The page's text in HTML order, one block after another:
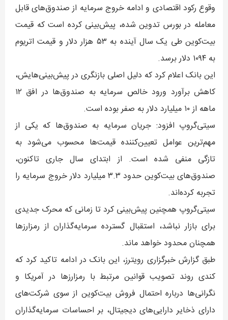
وقوع رکود اقتصادی و ادامه خروج سرمایه از صندوق‌های قابل
معامله در بورس تدوین شده، پیش‌بینی کرده است که قیمت
بیت‌کوین طی یک سال آینده به ۵۳ هزار دلار و قیمت اتریوم
به ۱۰۹۴ دلار برسد.
این بانک اعلام کرد که دلیل اصلی بازنگری در پیش‌بینی‌هایش،
کاهش برآورد ورود خالص سرمایه به صندوق‌ها در افق ۱۲
ماهه از ۱۰ میلیارد دلار به صفر بوده است.
سیتی‌گروپ افزود: جریان سرمایه به صندوق‌ها که یکی از
مهم‌ترین عوامل تعیین‌کننده قیمت‌ها محسوب می‌شود به
تازگی منفی شده است. از ابتدای سال جاری تاکنون،
صندوق‌های بیت‌کوین حدود ۳.۳ میلیارد دلار خروج سرمایه را
تجربه کرده‌اند.
سیتی‌گروپ همچنین پیش‌بینی کرد تا زمانی که محرک جدیدی
برای بازار نباشد، استقبال گسترده سرمایه‌گذاران از رمزارزها
همچنان محدود خواهد ماند.
طبق گزارش خبرگزاری رویترز، این بانک در ادامه تاکید کرد که
کندی روند تصویب قوانین مرتبط با رمزارزها در آمریکا و
نگرانی‌ها درباره احتمال فروش بیت‌کوین از سوی شرکت‌های
دارای ذخایر دارایی‌های دیجیتال، بر احساسات سرمایه‌گذاران